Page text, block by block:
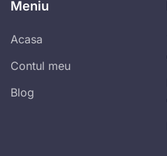
Meniu
Acasa
Contul meu
Blog